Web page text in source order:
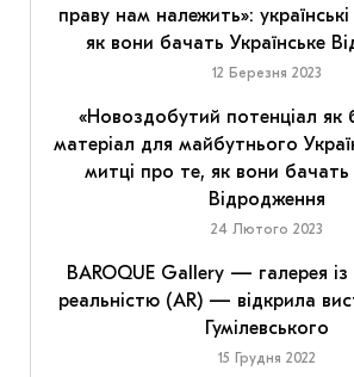
праву нам належить»:
як вони бачать Українське
12 Березня 2023
«Новоздобутий потенціал як
матеріал для майбутнього
митці про те, як вони бачать
Відродження
24 Лютого 2023
BAROQUE Gallery — галерея
реальністю (AR) — відкрила
Гумілевського
15 Грудня 2022